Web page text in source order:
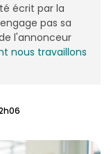
écrit par la
pas sa
l'annonceur
nous travaillons